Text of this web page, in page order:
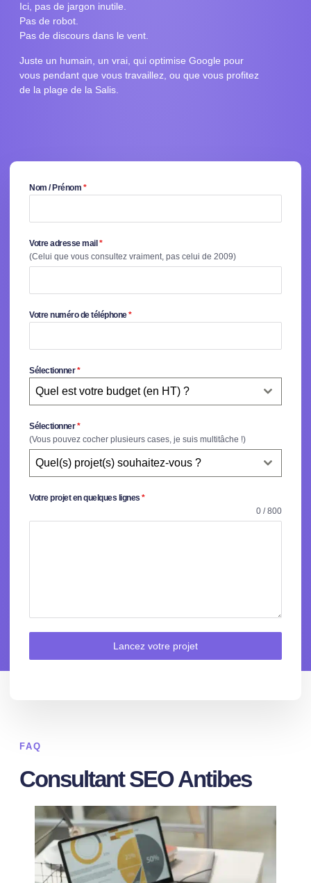
Nom / Prénom *
Votre adresse mail *
(Celui que vous consultez vraiment, pas celui de 2009)
Votre numéro de téléphone*
Sélectionner*
Quel est votre budget (en HT) ?
Sélectionner*
(Vous pouvez cocher plusieurs cases, je suis multitâche !)
Quel(s) projet(s) souhaitez-vous ?
Votre projet en quelques lignes *
0 / 800
Lancez votre projet
Ici, pas de jargon inutile.
Pas de robot.
Pas de discours dans le vent.
Juste un humain, un vrai, qui optimise Google pour
vous pendant que vous travaillez, ou que vous profitez
de la plage de la Salis.
FAQ
Consultant SEO Antibes